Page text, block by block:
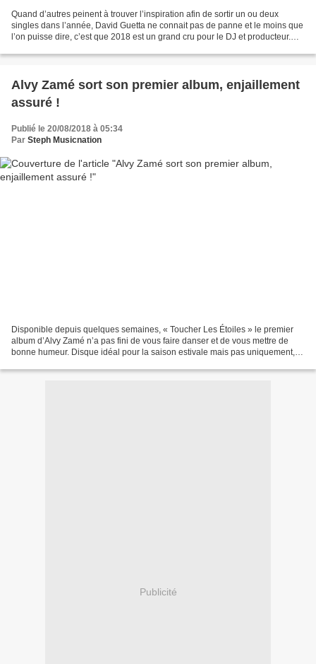
Quand d’autres peinent à trouver l’inspiration afin de sortir un ou deux
singles dans l’année, David Guetta ne connait pas de panne et le moins que
l’on puisse dire, c’est que 2018 est un grand cru pour le DJ et producteur.
Alvy Zamé sort son premier album, enjaillement
assuré !
Publié le 20/08/2018 à 05:34
Par Steph Musicnation
Disponible depuis quelques semaines, « Toucher Les Étoiles » le premier
album d’Alvy Zamé n’a pas fini de vous faire danser et de vous mettre de
bonne humeur. Disque idéal pour la saison estivale mais pas uniquement, «
Publicité